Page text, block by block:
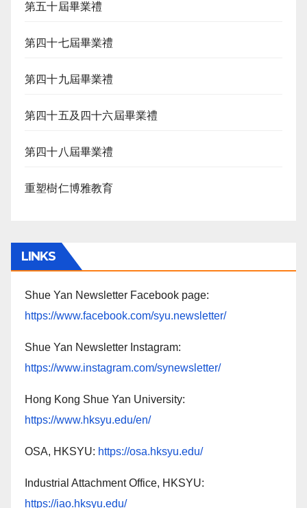
第五十屆畢業禮
第四十七屆畢業禮
第四十九屆畢業禮
第四十五及四十六屆畢業禮
第四十八屆畢業禮
重塑樹仁博雅教育
LINKS
Shue Yan Newsletter Facebook page:
https://www.facebook.com/syu.newsletter/
Shue Yan Newsletter Instagram:
https://www.instagram.com/synewsletter/
Hong Kong Shue Yan University:
https://www.hksyu.edu/en/
OSA, HKSYU: https://osa.hksyu.edu/
Industrial Attachment Office, HKSYU:
https://iao.hksyu.edu/